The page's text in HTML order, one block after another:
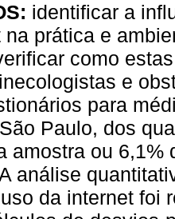
identificar a
na prática e
como
e
para
Paulo, dos
amostra ou
análise
da internet foi